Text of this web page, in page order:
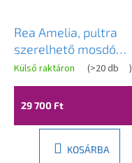
Rea Amelia, pultra
szerelhető mosdó
480x345x135 mm,
kőutánzat, REA-
Külső raktáron (>20 db )
29 700 Ft
KOSÁRBA